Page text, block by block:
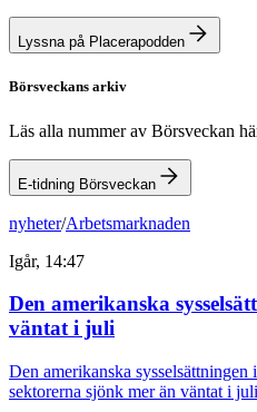
Lyssna på Placerapodden
Börsveckans arkiv
Läs alla nummer av Börsveckan
E-tidning Börsveckan
nyheter/Arbetsmarknaden
Igår, 14:47
Den amerikanska
väntat i juli
Den amerikanska
sektorerna sjönk mer än väntat i